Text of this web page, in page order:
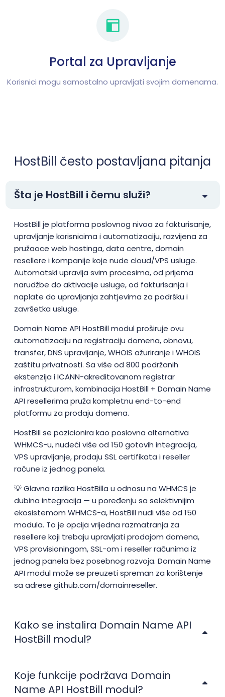
Portal za Upravljanje
Korisnici mogu samostalno upravljati svojim domenama.
HostBill često postavljana pitanja
Šta je HostBill i čemu služi?
HostBill je platforma poslovnog nivoa za fakturisanje,
upravljanje korisnicima i automatizaciju, razvijena za
pružaoce web hostinga, data centre, domain
resellere i kompanije koje nude cloud/VPS usluge.
Automatski upravlja svim procesima, od prijema
narudžbe do aktivacije usluge, od fakturisanja i
naplate do upravljanja zahtjevima za podršku i
završetka usluge.
Domain Name API HostBill modul proširuje ovu
automatizaciju na registraciju domena, obnovu,
transfer, DNS upravljanje, WHOIS ažuriranje i WHOIS
zaštitu privatnosti. Sa više od 800 podržanih
ekstenzija i ICANN-akreditovanom registrar
infrastrukturom, kombinacija HostBill + Domain Name
API resellerima pruža kompletnu end-to-end
platformu za prodaju domena.
HostBill se pozicionira kao poslovna alternativa
WHMCS-u, nudeći više od 150 gotovih integracija,
VPS upravljanje, prodaju SSL certifikata i reseller
račune iz jednog panela.
💡 Glavna razlika HostBilla u odnosu na WHMCS je
dubina integracija — u poređenju sa selektivnijim
ekosistemom WHMCS-a, HostBill nudi više od 150
modula. To je opcija vrijedna razmatranja za
resellere koji trebaju upravljati prodajom domena,
VPS provisioningom, SSL-om i reseller računima iz
jednog panela bez posebnog razvoja. Domain Name
API modul može se preuzeti spreman za korištenje
sa adrese github.com/domainreseller.
Kako se instalira Domain Name API
HostBill modul?
Koje funkcije podržava Domain
Name API HostBill modul?